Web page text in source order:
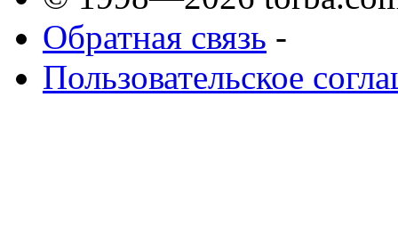
Обратная связь -
Пользовательское